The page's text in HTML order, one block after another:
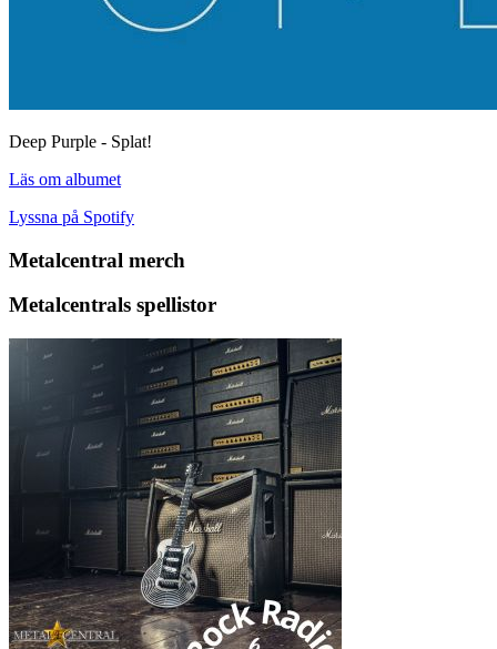
Deep Purple - Splat!
Läs om albumet
Lyssna på Spotify
Metalcentral merch
Metalcentrals spellistor